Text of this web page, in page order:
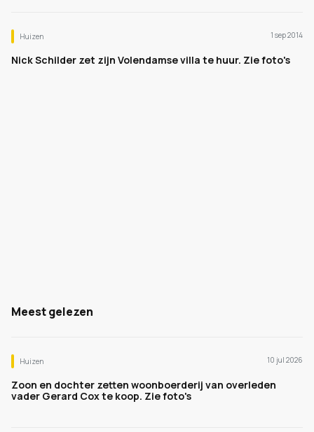
Huizen 1 sep 2014
Nick Schilder zet zijn Volendamse villa te huur. Zie foto's
Meest gelezen
Huizen 10 jul 2026
Zoon en dochter zetten woonboerderij van overleden
vader Gerard Cox te koop. Zie foto's